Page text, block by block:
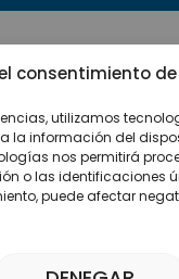
consentimiento
utilizamos
información del
nos permitirá
o las identificaciones
puede afectar